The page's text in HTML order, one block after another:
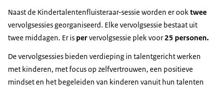
Naast de Kindertalentenfluisteraar-sessie worden er ook twee
vervolgsessies georganiseerd. Elke vervolgsessie bestaat uit
twee middagen. Er is pervervolgsessie plek voor 25 personen.
De vervolgsessies bieden verdieping in talentgericht werken
met kinderen, met focus op zelfvertrouwen, een positieve
mindset en het begeleiden van kinderen vanuit hun talenten